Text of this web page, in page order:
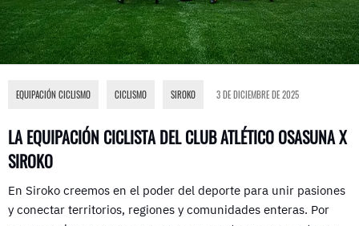
LA EQUIPACIÓN CICLISTA DEL CLUB ATLÉTICO OSASUNA X
SIROKO
EQUIPACIÓN CICLISMO CICLISMO SIROKO 3 DE DICIEMBRE DE 2025
En Siroko creemos en el poder del deporte para unir pasiones
y conectar territorios, regiones y comunidades enteras. Por